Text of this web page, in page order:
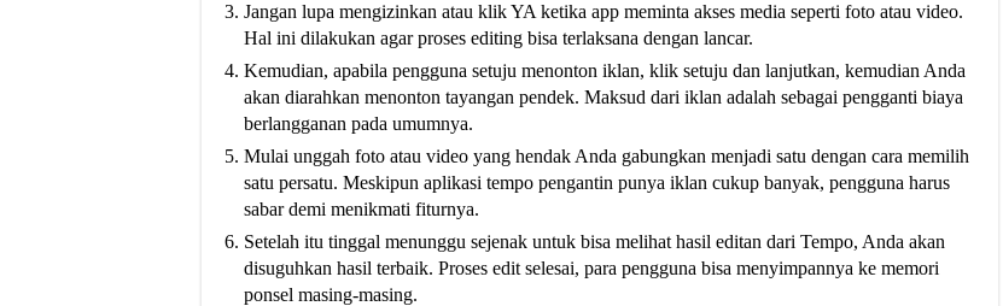
Jangan lupa mengizinkan atau klik YA ketika app meminta akses media seperti foto atau video.
Hal ini dilakukan agar proses editing bisa terlaksana dengan lancar.
Kemudian, apabila pengguna setuju menonton iklan, klik setuju dan lanjutkan, kemudian Anda
akan diarahkan menonton tayangan pendek. Maksud dari iklan adalah sebagai pengganti biaya
berlangganan pada umumnya.
Mulai unggah foto atau video yang hendak Anda gabungkan menjadi satu dengan cara memilih
satu persatu. Meskipun aplikasi tempo pengantin punya iklan cukup banyak, pengguna harus
sabar demi menikmati fiturnya.
Setelah itu tinggal menunggu sejenak untuk bisa melihat hasil editan dari Tempo, Anda akan
disuguhkan hasil terbaik. Proses edit selesai, para pengguna bisa menyimpannya ke memori
ponsel masing-masing.